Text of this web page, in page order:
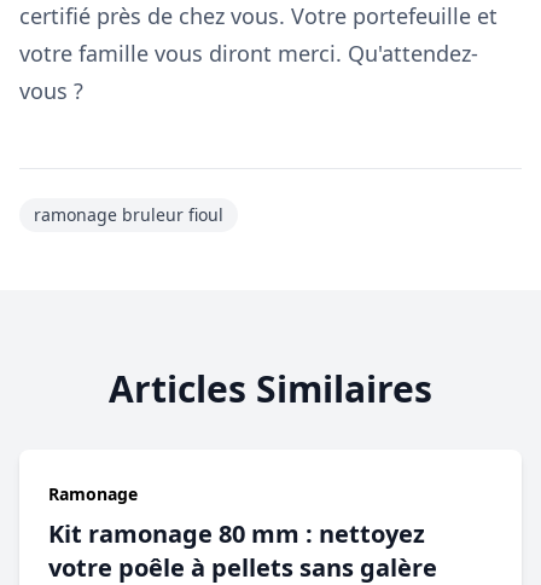
certifié près de chez vous. Votre portefeuille et
votre famille vous diront merci. Qu'attendez-
vous ?
ramonage bruleur fioul
Articles Similaires
Ramonage
Kit ramonage 80 mm : nettoyez
votre poêle à pellets sans galère